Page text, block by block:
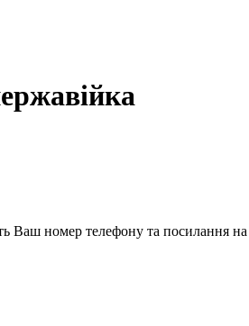
Ваш номер телефону та